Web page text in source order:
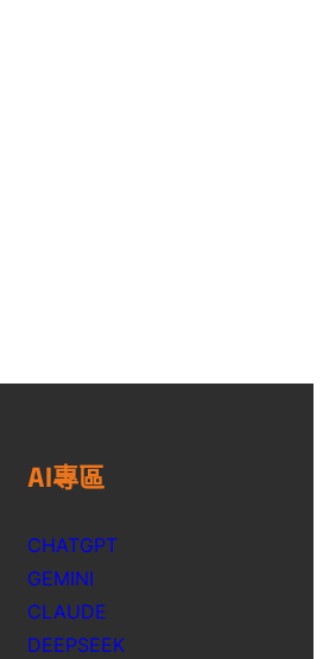
AI專區
CHATGPT
GEMINI
CLAUDE
DEEPSEEK